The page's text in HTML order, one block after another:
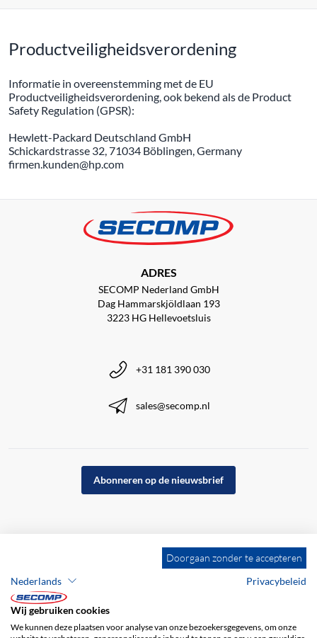
Productveiligheidsverordening
Informatie in overeenstemming met de EU
Productveiligheidsverordening, ook bekend als de Product
Safety Regulation (GPSR):
Hewlett-Packard Deutschland GmbH
Schickardstrasse 32, 71034 Böblingen, Germany
firmen.kunden@hp.com
ADRES
SECOMP Nederland GmbH
Dag Hammarskjöldlaan 193
3223 HG Hellevoetsluis
+31 181 390 030
sales@secomp.nl
Abonneren op de nieuwsbrief
Doorgaan zonder te accepteren
Nederlands
Privacybeleid
Wij gebruiken cookies
We kunnen deze plaatsen voor analyse van onze bezoekersgegevens, om onze